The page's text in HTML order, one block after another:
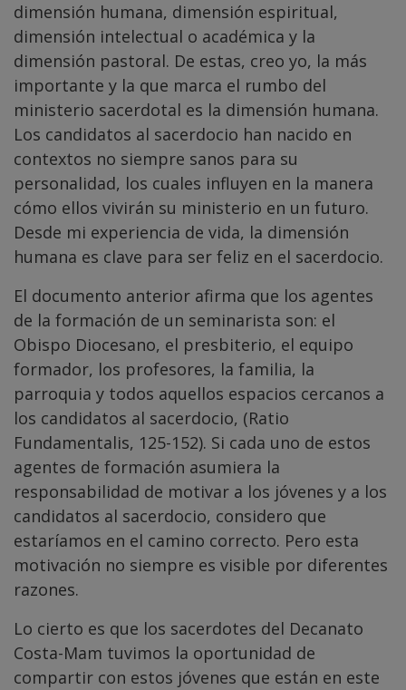
dimensión humana, dimensión espiritual,
dimensión intelectual o académica y la
dimensión pastoral. De estas, creo yo, la más
importante y la que marca el rumbo del
ministerio sacerdotal es la dimensión humana.
Los candidatos al sacerdocio han nacido en
contextos no siempre sanos para su
personalidad, los cuales influyen en la manera
cómo ellos vivirán su ministerio en un futuro.
Desde mi experiencia de vida, la dimensión
humana es clave para ser feliz en el sacerdocio.
El documento anterior afirma que los agentes
de la formación de un seminarista son: el
Obispo Diocesano, el presbiterio, el equipo
formador, los profesores, la familia, la
parroquia y todos aquellos espacios cercanos a
los candidatos al sacerdocio, (Ratio
Fundamentalis, 125-152). Si cada uno de estos
agentes de formación asumiera la
responsabilidad de motivar a los jóvenes y a los
candidatos al sacerdocio, considero que
estaríamos en el camino correcto. Pero esta
motivación no siempre es visible por diferentes
razones.
Lo cierto es que los sacerdotes del Decanato
Costa-Mam tuvimos la oportunidad de
compartir con estos jóvenes que están en este